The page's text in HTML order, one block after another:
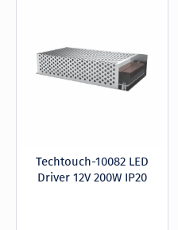
სიმძლავრე W
Techtouch-10082 LED
Driver 12V 200W IP20
სოც.
ქსელები